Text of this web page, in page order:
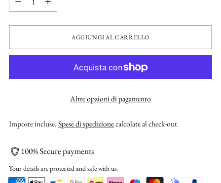
AGGIUNGI AL CARRELLO
Altre opzioni di pagamento
Imposte incluse.Spese di spedizionecalcolate al check-out.
100% Secure payments
Your details are protected and safe with us.